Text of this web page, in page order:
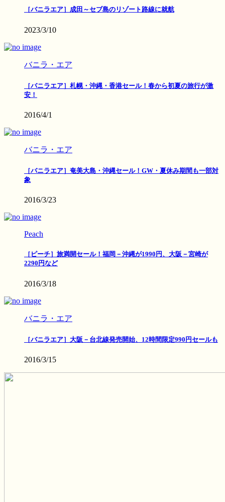
［バニラエア］成田～セブ島のリゾート路線に就航
2023/3/10
バニラ・エア
［バニラエア］札幌・沖縄・香港セール！春から初夏の旅行が激
安！
2016/4/1
バニラ・エア
［バニラエア］奄美大島・沖縄セール！GW・夏休み期間も一部対
象
2016/3/23
Peach
［ピーチ］旅満開セール！福岡－沖縄が1990円、大阪－宮崎が
2290円など
2016/3/18
バニラ・エア
［バニラエア］大阪－台北線発売開始、12時間限定990円セールも
2016/3/15